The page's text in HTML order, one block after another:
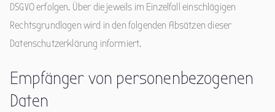
DSGVO erfolgen. Über die jeweils im Einzelfall einschlägigen
Rechtsgrundlagen wird in den folgenden Absätzen dieser
Datenschutzerklärung informiert.
Empfänger von personenbezogenen
Daten